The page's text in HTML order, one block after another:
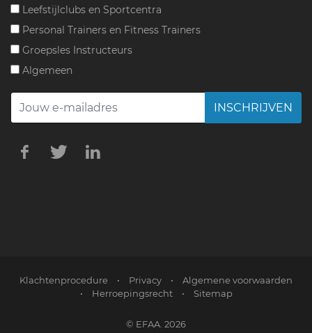
Leefstijlclubs en Sportcentra
Personal Trainers en Fitness Trainers
Groepsles Instructeurs
Algemeen
INSCHRIJVEN
Klachtenprocedure • Privacy •
Algemene voorwaarden
•
Herroepingsrecht • Sitemap
© EFAA. 2026